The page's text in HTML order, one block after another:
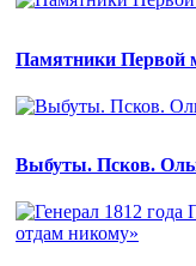
Памятники Первой
Выбуты. Псков.